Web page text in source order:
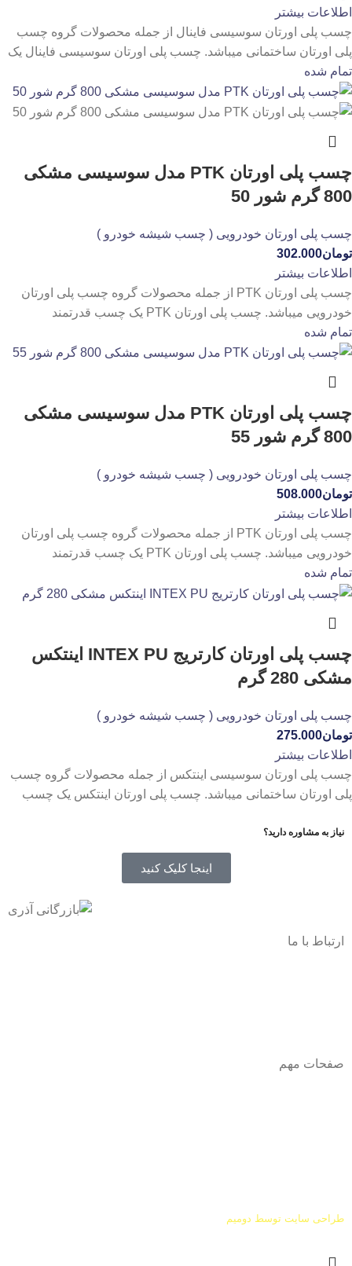
اطلاعات بیشتر
چسب پلی اورتان سوسیسی فاینال از جمله محصولات گروه چسب
پلی اورتان ساختمانی میباشد. چسب پلی اورتان سوسیسی فاینال یک
تمام شده
چسب پلی اورتان PTK مدل سوسیسی مشکی
800 گرم شور 50
چسب پلی اورتان خودرویی ( چسب شیشه خودرو )
تومان302.000
اطلاعات بیشتر
چسب پلی اورتان PTK از جمله محصولات گروه چسب پلی اورتان
خودرویی میباشد. چسب پلی اورتان PTK یک چسب قدرتمند
تمام شده
چسب پلی اورتان PTK مدل سوسیسی مشکی
800 گرم شور 55
چسب پلی اورتان خودرویی ( چسب شیشه خودرو )
تومان508.000
اطلاعات بیشتر
چسب پلی اورتان PTK از جمله محصولات گروه چسب پلی اورتان
خودرویی میباشد. چسب پلی اورتان PTK یک چسب قدرتمند
تمام شده
چسب پلی اورتان کارتریج INTEX PU اینتکس
مشکی 280 گرم
چسب پلی اورتان خودرویی ( چسب شیشه خودرو )
تومان275.000
اطلاعات بیشتر
چسب پلی اورتان سوسیسی اینتکس از جمله محصولات گروه چسب
پلی اورتان ساختمانی میباشد. چسب پلی اورتان اینتکس یک چسب
نیاز به مشاوره دارید؟
اینجا کلیک کنید
ارتباط با ما
صفحات مهم
طراحی سایت توسط دومیم